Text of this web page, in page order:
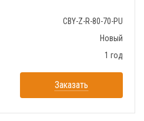
CBY-Z-R-80-70-PU
Новый
1 год
Заказать